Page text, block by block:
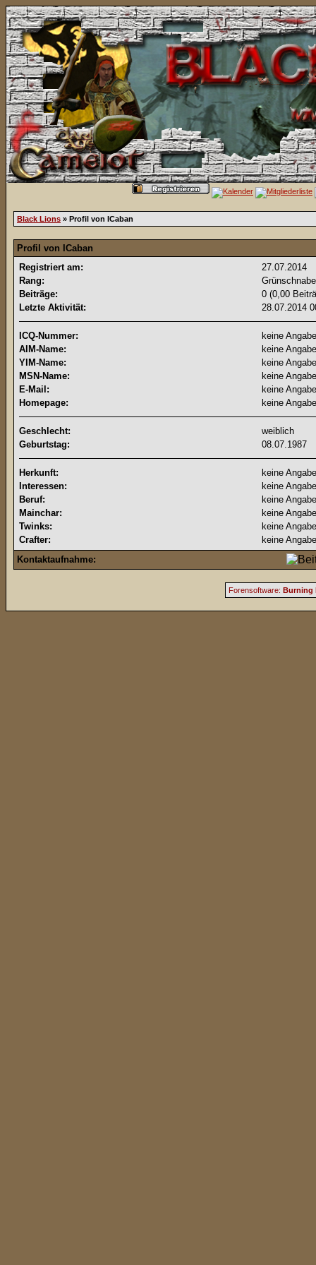
Black Lions » Profil von ICaban
Profil von ICaban
Registriert am:
27.07.2014
Rang:
Beiträge:
0 (0,00
Letzte Aktivität:
28.07.2014
ICQ-Nummer:
keine Angabe
AIM-Name:
keine Angabe
YIM-Name:
keine Angabe
MSN-Name:
keine Angabe
E-Mail:
keine Angabe
Homepage:
keine Angabe
Geschlecht:
weiblich
Geburtstag:
08.07.1987
Herkunft:
keine Angabe
Interessen:
keine Angabe
Beruf:
keine Angabe
Mainchar:
keine Angabe
Twinks:
keine Angabe
Crafter:
keine Angabe
Kontaktaufnahme:
Forensoftware: Burning